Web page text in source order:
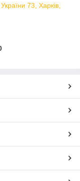
73, Харків,